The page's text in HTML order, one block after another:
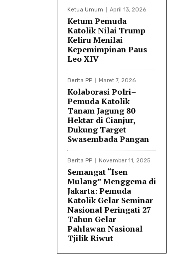
Ketua Umum April 13, 2026
Ketum Pemuda
Katolik Nilai Trump
Keliru Menilai
Kepemimpinan Paus
Leo XIV
Berita PP Maret 7, 2026
Kolaborasi Polri–
Pemuda Katolik
Tanam Jagung 80
Hektar di Cianjur,
Dukung Target
Swasembada Pangan
Berita PP November 11, 2025
Semangat “Isen
Mulang” Menggema di
Jakarta: Pemuda
Katolik Gelar Seminar
Nasional Peringati 27
Tahun Gelar
Pahlawan Nasional
Tjilik Riwut